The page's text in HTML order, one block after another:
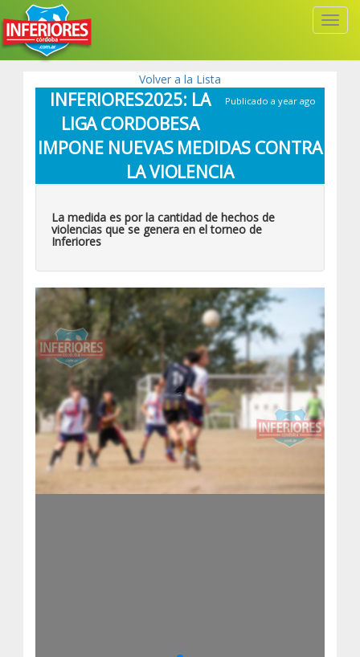
Volver a la Lista
Publicado a year ago
INFERIORES2025: LA
LIGA CORDOBESA
IMPONE NUEVAS MEDIDAS CONTRA
LA VIOLENCIA
La medida es por la cantidad de hechos de
violencias que se genera en el torneo de
Inferiores